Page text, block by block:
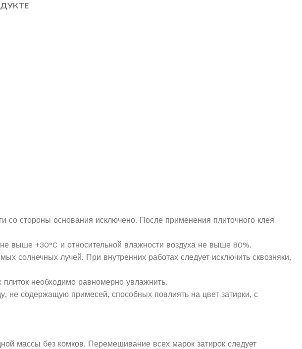
со стороны основания исключено. После применения плиточного клея
выше +30°C и относительной влажности воздуха не выше 80%.
солнечных лучей. При внутренних работах следует исключить сквозняки,
необходимо равномерно увлажнить.
не содержащую примесей, способных повлиять на цвет затирки, с
массы без комков. Перемешивание всех марок затирок следует